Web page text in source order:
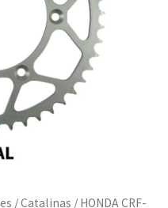
/Catalinas / HONDA CRF-